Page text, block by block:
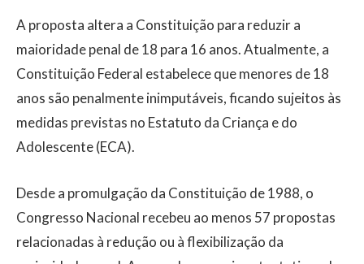
A proposta altera a Constituição para reduzir a
maioridade penal de 18 para 16 anos. Atualmente, a
Constituição Federal estabelece que menores de 18
anos são penalmente inimputáveis, ficando sujeitos às
medidas previstas no Estatuto da Criança e do
Adolescente (ECA).
Desde a promulgação da Constituição de 1988, o
Congresso Nacional recebeu ao menos 57 propostas
relacionadas à redução ou à flexibilização da